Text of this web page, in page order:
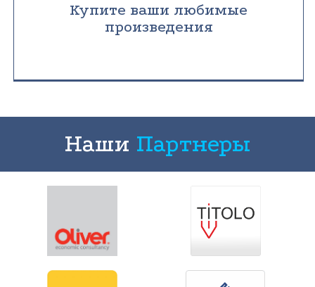
Купите ваши любимые
произведения
Наши Партнеры